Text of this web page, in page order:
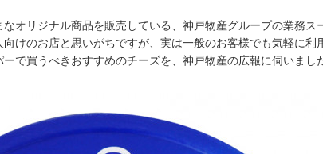
オリジナル商品を販売している、神戸物産グループの業務ス
けのお店と思いがちですが、実は一般のお客様でも気軽に利
で買うべきおすすめのチーズを、神戸物産の広報に伺いまし